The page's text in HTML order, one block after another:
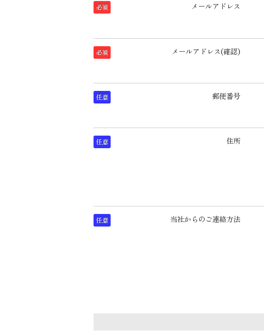
必須 メールアドレス
必須 メールアドレス(確認)
任意
郵便番号
任意 住所
任意 当社からのご連絡方法